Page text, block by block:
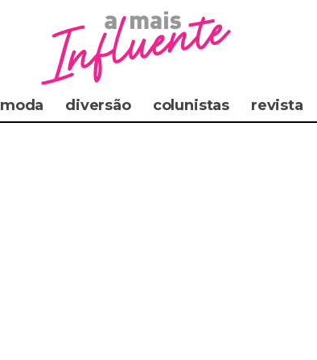
moda diversão colunistas revista